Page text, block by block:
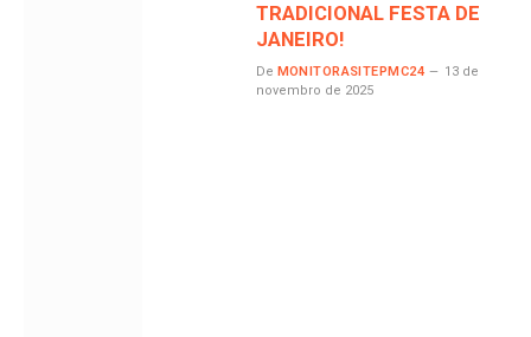
TRADICIONAL FESTA DE
JANEIRO!
De MONITORASITEPMC24
13 de
novembro de 2025